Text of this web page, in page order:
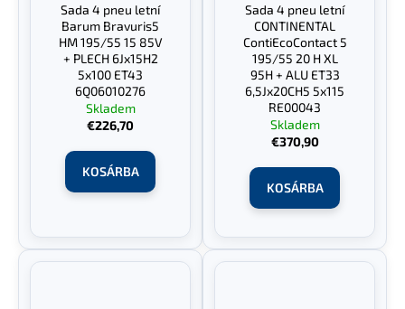
Sada 4 pneu letní
Barum Bravuris5
HM 195/55 15 85V
+ PLECH 6Jx15H2
5x100 ET43
6Q06010276
Skladem
€226,70
KOSÁRBA
Sada 4 pneu letní
CONTINENTAL
ContiEcoContact 5
195/55 20 H XL
95H + ALU ET33
6,5Jx20CH5 5x115
RE00043
Skladem
€370,90
KOSÁRBA